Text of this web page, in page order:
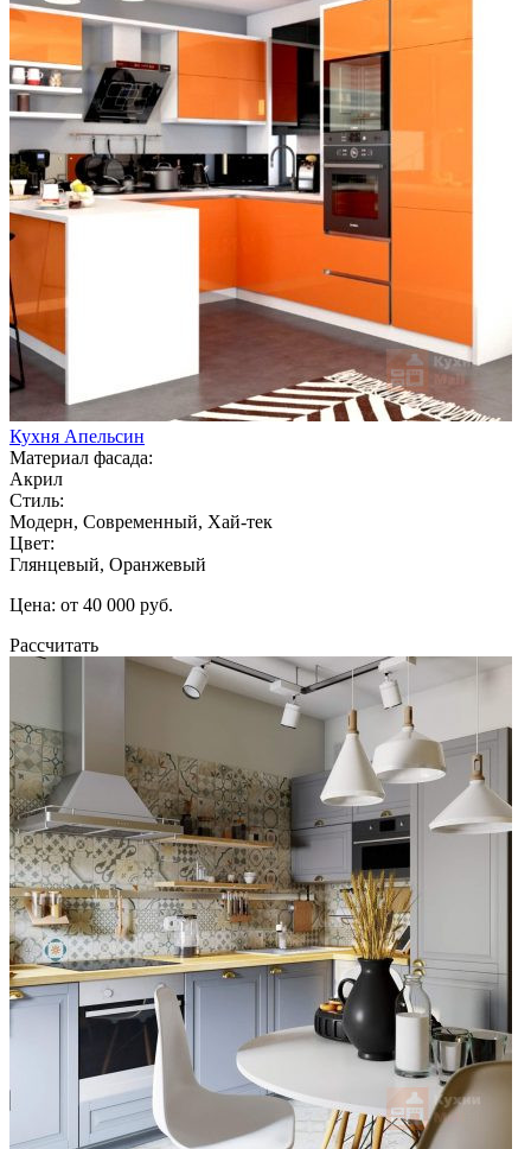
Кухня Апельсин
Материал фасада:
Акрил
Стиль:
Модерн, Современный, Хай-тек
Цвет:
Глянцевый, Оранжевый
Цена: от 40 000 руб.
Рассчитать